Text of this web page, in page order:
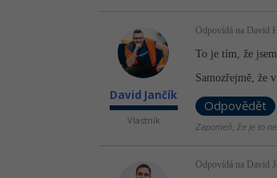
David Jančík
Vlastník
Odpovídá na David
To je tím, že
Samozřejmě, že
Odpovědět
Zapomeň, že je to
Odpovídá na David